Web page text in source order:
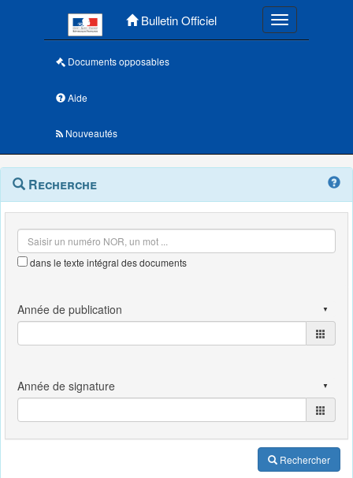
Bulletin Officiel Toggle
Documents opposables
Aide
Nouveautés
Navigation
outils
Menu
contextuel
Recherche
dans le texte intégral des documents
Rechercher